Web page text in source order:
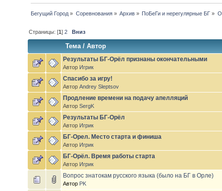
Бегущий Город » Соревнования» Архив » ПоБеГи и нерегулярные БГ »
Страницы: [1]2 Вниз
Тема/Автор
Результаты БГ-Орёл признаны окончательными
Автор Игрик
Спасибо за игру!
АвторAndrey Sleptsov
Продление времени на подачу апелляций
АвторSergK
Результаты БГ-Орёл
Автор Игрик
БГ-Орел. Место старта и финиша
Автор Игрик
БГ-Орёл. Время работы старта
Автор Игрик
Вопрос знатокам русского языка (было на БГ в Орле)
Автор PK